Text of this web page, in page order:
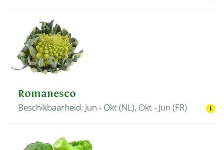
Romanesco
Beschikbaarheid: Jun - Okt (NL), Okt - Jun (FR)